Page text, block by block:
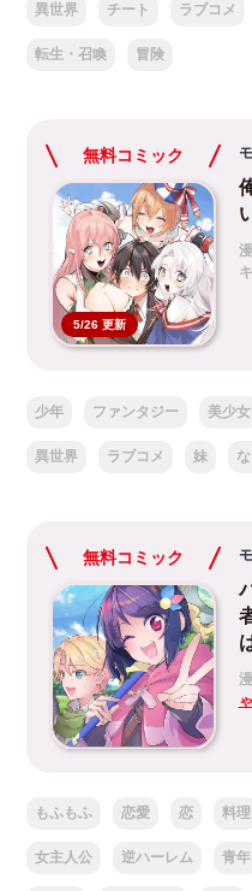
異世界 チート ラブコメ
転生・召喚 冒険
無料コミック
5/26 更新
少年 ファンタジー 美少女
異世界 ラブコメ 妹
無料コミック
もふもふ 恋愛 恋 料理
女主人公 逆ハーレム 青年